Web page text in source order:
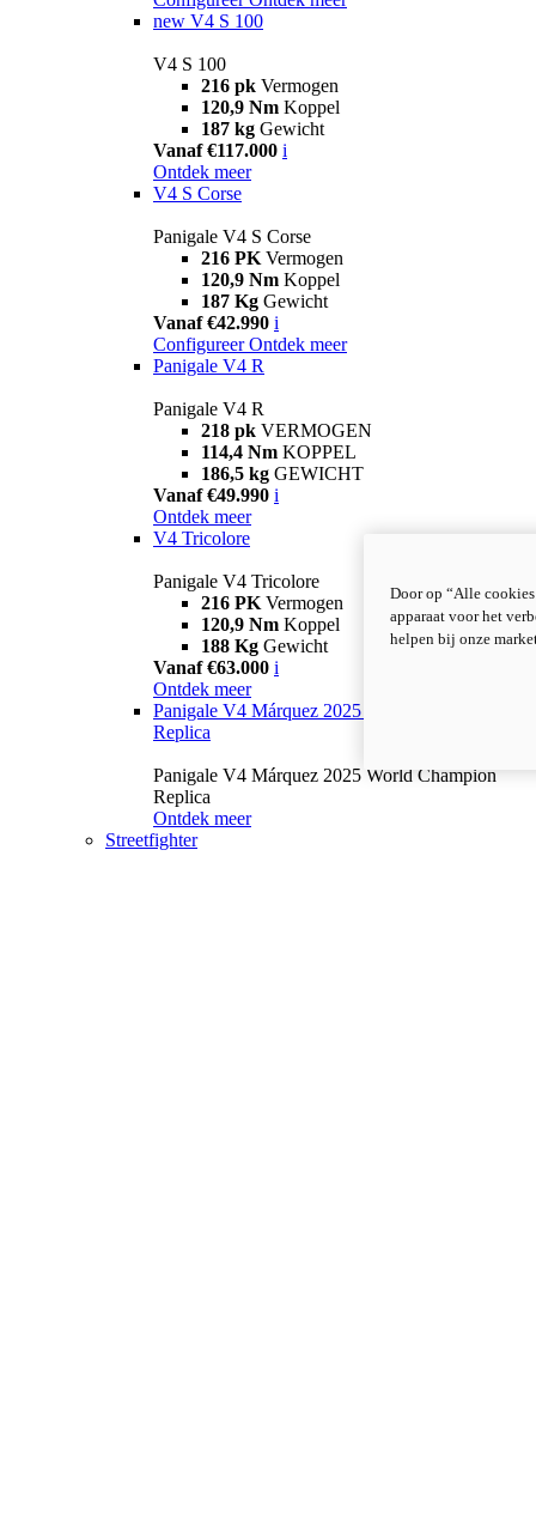
new V4 S 100
V4 S 100
216 pk Vermogen
120,9 Nm Koppel
187 kg Gewicht
Vanaf €117.000 i
Ontdek meer
V4 S Corse
Panigale V4 S Corse
216 PK Vermogen
120,9 Nm Koppel
187 Kg Gewicht
Vanaf €42.990 i
Configureer Ontdek meer
Panigale V4 R
Panigale V4 R
218 pk VERMOGEN
114,4 Nm KOPPEL
186,5 kg GEWICHT
Vanaf €49.990 i
Ontdek meer
V4 Tricolore
Panigale V4 Tricolore
216 PK Vermogen
120,9 Nm Koppel
188 Kg Gewicht
Vanaf €63.000 i
Ontdek meer
Panigale V4 Márquez 2025 World Champion
Replica
Panigale V4 Márquez 2025 World Champion
Replica
Ontdek meer
Streetfighter
Door op “Alle
apparaat voor het
helpen bij onze